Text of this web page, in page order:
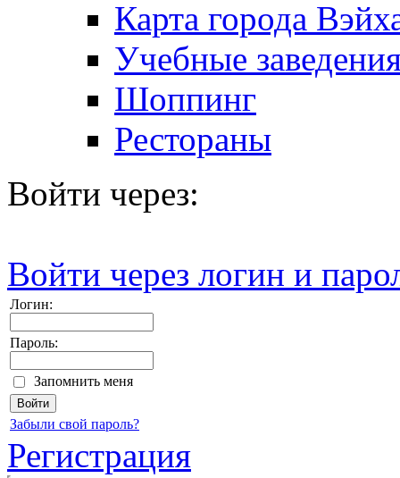
Карта города
Учебные
Шоппинг
Рестораны
Войти через:
Войти через логин и
Логин:
Пароль:
Запомнить меня
Забыли свой пароль?
Регистрация